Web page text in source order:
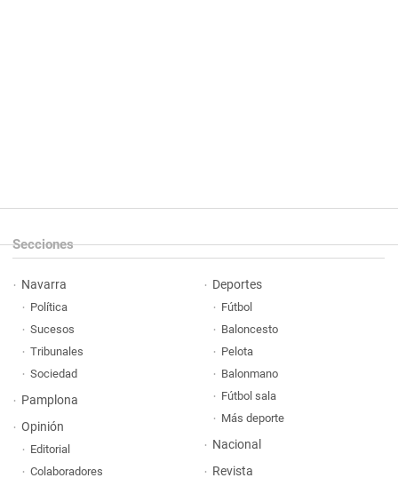
Secciones
Navarra
Política
Sucesos
Tribunales
Sociedad
Pamplona
Opinión
Editorial
Colaboradores
Deportes
Fútbol
Baloncesto
Pelota
Balonmano
Fútbol sala
Más deporte
Nacional
Revista